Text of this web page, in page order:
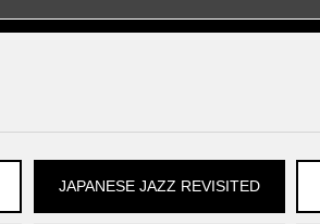
JAPANESE JAZZ REVISITED